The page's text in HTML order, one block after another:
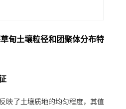
甸土壤粒径和团聚体分布特
映了土壤质地的均匀程度，其值